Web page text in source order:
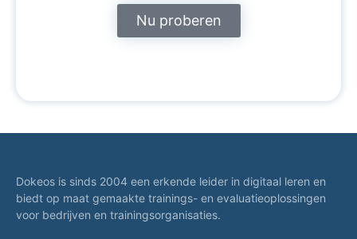
Nu proberen
Dokeos is sinds 2004 een erkende leider in digitaal leren en
biedt op maat gemaakte trainings- en evaluatieoplossingen
voor bedrijven en trainingsorganisaties.